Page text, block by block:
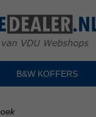
B&W KOFFERS